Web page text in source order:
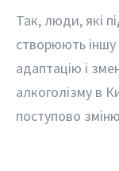
Так, люди, які
створюють
адаптацію і
алкоголізму в
поступово